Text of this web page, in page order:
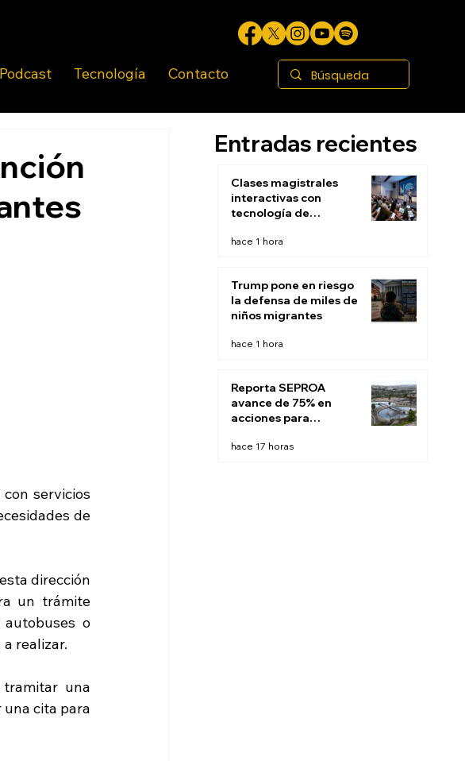
Podcast Tecnología Contacto
servicios
de
dirección
un trámite
o
realizar.
tramitar una
cita para
Entradas recientes
Clases magistrales
interactivas con
tecnología de
audiencia: El fin de la
hace 1 hora
Trump pone en riesgo
la defensa de miles de
niños migrantes
hace 1 hora
Reporta SEPROA
avance de 75% en
acciones para
aguas residuales de
hace 17 horas